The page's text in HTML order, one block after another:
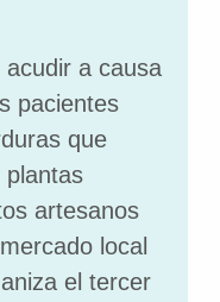
a causa
pacientes
que
plantas
artesanos
local
el tercer